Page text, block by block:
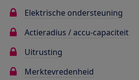
Elektrische ondersteuning
Actieradius / accu-capaciteit
Uitrusting
Merktevredenheid